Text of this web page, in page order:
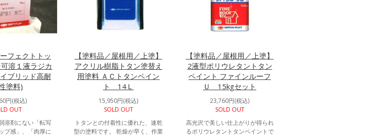
フェクトトッ
溶１液ラジカ
ブリッド高耐
塗料)
円(税込)
OUT
溶剤にない「転写
プ感」、「肉厚に
【塗料品／屋根用／上塗】
アクリル樹脂トタン塗替え
用塗料 ＡＣトタンペイン
ト 14Ｌ
15,950円(税込)
SOLD OUT
トタンとの付着性に優れた、速乾
型の塗料です。 乾燥が早く、作業
【塗料品／屋根用／上塗】
2液型ポリウレタントタン
ペイント ファインルーフ
Ｕ 15kgセット
23,760円(税込)
SOLD OUT
高光沢で美しい仕上がりが得られ
るポリウレタントタンペイントで